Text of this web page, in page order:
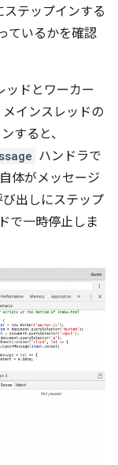
テップインする
ているかを確認
ッドとワーカー
インスレッドの
すると、
ハンドラで
体がメッセージ
び出しにステップ
で一時停止しま